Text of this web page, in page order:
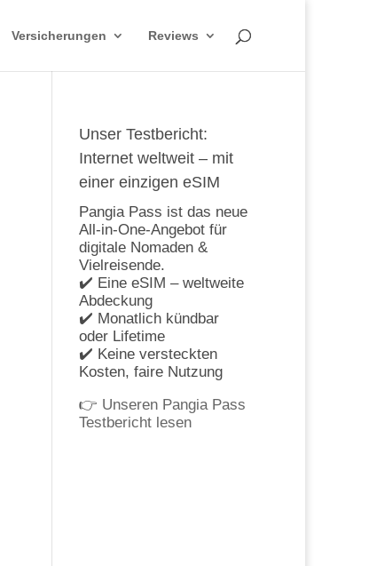
Versicherungen Reviews
Unser Testbericht:
Internet weltweit – mit
einer einzigen eSIM
Pangia Pass ist das neue
All-in-One-Angebot für
digitale Nomaden &
Vielreisende.
✔️ Eine eSIM – weltweite
Abdeckung
✔️ Monatlich kündbar
oder Lifetime
✔️ Keine versteckten
Kosten, faire Nutzung
👉 Unseren Pangia Pass
Testbericht lesen